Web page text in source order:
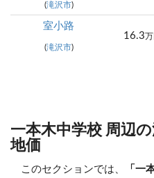
(滝沢市)
室小路
(滝沢市)
16.3
一本木中学校 周辺
地価
このセクションでは、
「一